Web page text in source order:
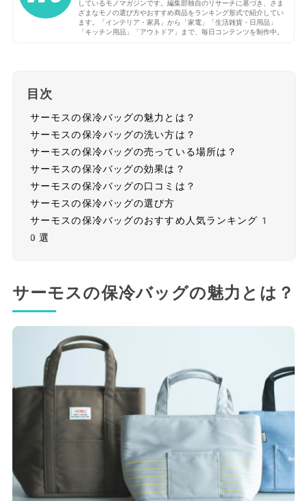
しているモノマガジンです。編集部独自のリサーチに基づき、さま
ざまなモノの選び方やおすすめ商品をランキング形式で紹介してい
ます。「インテリア・家具」から「家電」「生活雑貨・日用品」
「キッチン用品」「アウトドア」まで、毎日コンテンツを制作中。
目次
サーモスの保冷バッグの魅力とは？
サーモスの保冷バッグの洗い方は？
サーモスの保冷バッグの売っている場所は？
サーモスの保冷バッグの効果は？
サーモスの保冷バッグの口コミは？
サーモスの保冷バッグの選び方
サーモスの保冷バッグのおすすめ人気ランキング1
0選
サーモスの保冷バッグの魅力とは？